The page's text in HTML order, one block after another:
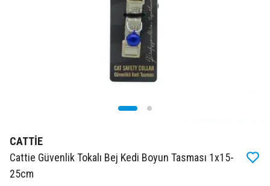
CATTİE
Cattie Güvenlik Tokalı Bej Kedi Boyun Tasması 1x15-
25cm